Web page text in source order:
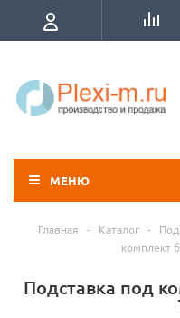
МЕНЮ
Главная - Каталог -
комплект
Подставка под